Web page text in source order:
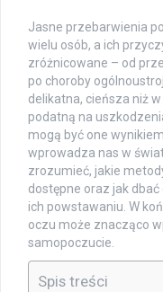
Jasne przebarwienia
wielu osób, a ich
zróżnicowane – od
po choroby
delikatna, cieńsza niż
podatną na
mogą być one
wprowadza nas w
zrozumieć, jakie
dostępne oraz jak
ich powstawaniu. W
oczu może znacząco
samopoczucie.
Spis treści